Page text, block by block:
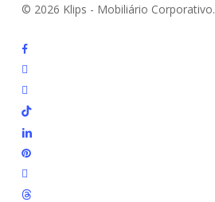
© 2026 Klips - Mobiliário Corporativo.
facebook
instagram
whatsapp
tiktok
linkedin
pinterest
youtube
threads